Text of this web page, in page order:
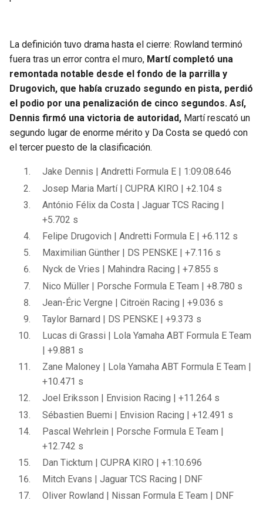
La definición tuvo drama hasta el cierre: Rowland terminó
fuera tras un error contra el muro, Martí completó una
remontada notable desde el fondo de la parrilla y
Drugovich, que había cruzado segundo en pista, perdió
el podio por una penalización de cinco segundos. Así,
Dennis firmó una victoria de autoridad, Martí rescató un
segundo lugar de enorme mérito y Da Costa se quedó con
el tercer puesto de la clasificación.
Jake Dennis | Andretti Formula E | 1:09:08.646
Josep Maria Martí | CUPRA KIRO | +2.104 s
António Félix da Costa | Jaguar TCS Racing |
+5.702 s
Felipe Drugovich | Andretti Formula E | +6.112 s
Maximilian Günther | DS PENSKE | +7.116 s
Nyck de Vries | Mahindra Racing | +7.855 s
Nico Müller | Porsche Formula E Team | +8.780 s
Jean-Éric Vergne | Citroën Racing | +9.036 s
Taylor Barnard | DS PENSKE | +9.373 s
Lucas di Grassi | Lola Yamaha ABT Formula E Team
| +9.881 s
Zane Maloney | Lola Yamaha ABT Formula E Team |
+10.471 s
Joel Eriksson | Envision Racing | +11.264 s
Sébastien Buemi | Envision Racing | +12.491 s
Pascal Wehrlein | Porsche Formula E Team |
+12.742 s
Dan Ticktum | CUPRA KIRO | +1:10.696
Mitch Evans | Jaguar TCS Racing | DNF
Oliver Rowland | Nissan Formula E Team | DNF